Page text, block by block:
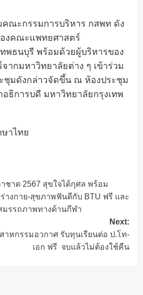
คณะกรรมการบริหาร กสพท ดัง
งคณะแพทยศาสตร์
พธนบุรี พร้อมด้วยผู้บริหารของ
ากมหาวิทยาลัยต่าง ๆ เข้าร่วม
ชุมดังกล่าวจัดขึ้น ณ ห้องประชุม
ธิการบดี มหาวิทยาลัยกรุงเทพ
าไทย
ชาด 2567 สุขใจได้กุศล พร้อม
างกาย-สุขภาพฟันดีกับ BTU ฟรี และ
รรถภาพทางด้านกีฬา
Next:
าหกรรมอวกาศ รับทุนเรียนต่อ ป.โท-
เอก ฟรี จบแล้วไม่ต้องใช้คืน